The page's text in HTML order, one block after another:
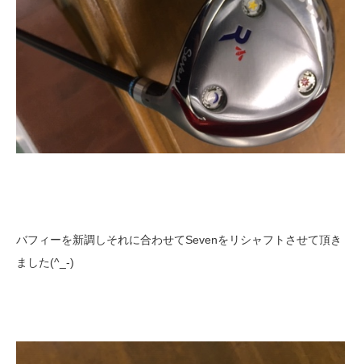
バフィーを新調しそれに合わせてSevenをリシャフトさせて頂き
ました(^_-)